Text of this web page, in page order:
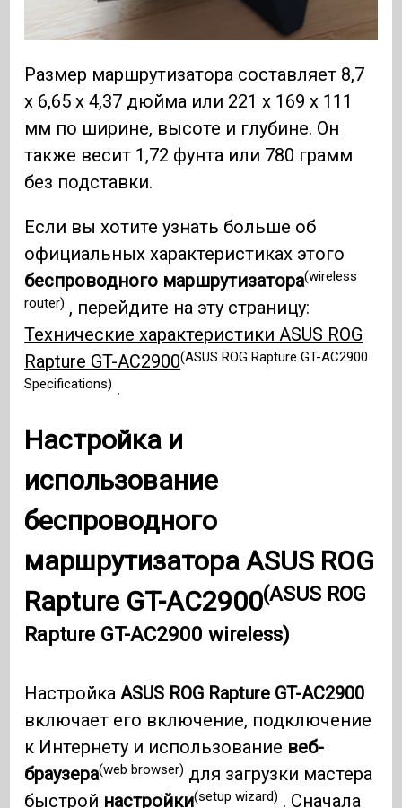
Размер маршрутизатора составляет 8,7
x 6,65 x 4,37 дюйма или 221 x 169 x 111
мм по ширине, высоте и глубине. Он
также весит 1,72 фунта или 780 грамм
без подставки.
Если вы хотите узнать больше об
официальных характеристиках этого
беспроводного маршрутизатора(wireless
router) , перейдите на эту страницу:
Технические характеристики ASUS ROG
Rapture GT-AC2900(ASUS ROG Rapture GT-AC2900
Specifications) .
Настройка и
использование
беспроводного
маршрутизатораASUS ROG
Rapture GT-AC2900(ASUS ROG
Rapture GT-AC2900 wireless)
НастройкаASUS ROG Rapture GT-AC2900
включает его включение, подключение
к Интернету и использование веб-
браузера(web browser) для загрузки мастера
быстрой настройки(setup wizard) . Сначала